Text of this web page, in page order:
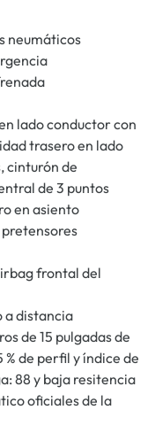
neumáticos
lado conductor con
trasero en lado
cinturón de
de 3 puntos
en asiento
frontal del
a distancia
de 15 pulgadas de
de perfil y índice de
88 y baja resitencia
oficiales de la